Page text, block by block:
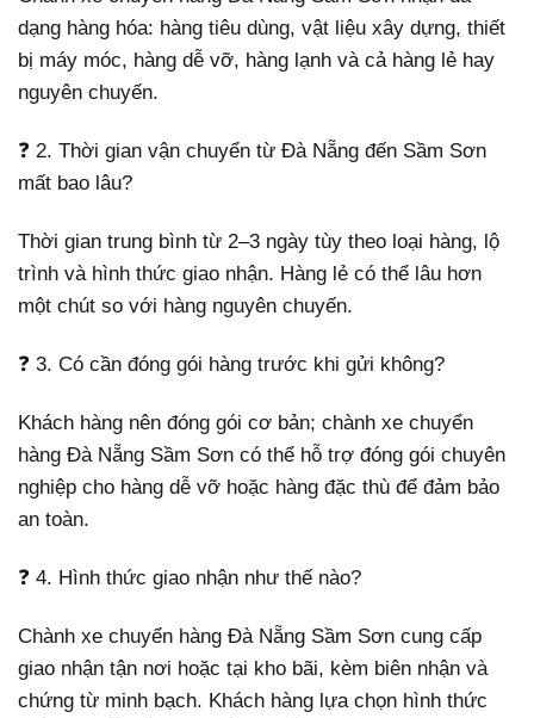
dạng hàng hóa: hàng tiêu dùng, vật liệu xây dựng, thiết
bị máy móc, hàng dễ vỡ, hàng lạnh và cả hàng lẻ hay
nguyên chuyến.
❓ 2. Thời gian vận chuyển từ Đà Nẵng đến Sầm Sơn
mất bao lâu?
Thời gian trung bình từ 2–3 ngày tùy theo loại hàng, lộ
trình và hình thức giao nhận. Hàng lẻ có thể lâu hơn
một chút so với hàng nguyên chuyến.
❓ 3. Có cần đóng gói hàng trước khi gửi không?
Khách hàng nên đóng gói cơ bản; chành xe chuyển
hàng Đà Nẵng Sầm Sơn có thể hỗ trợ đóng gói chuyên
nghiệp cho hàng dễ vỡ hoặc hàng đặc thù để đảm bảo
an toàn.
❓ 4. Hình thức giao nhận như thế nào?
Chành xe chuyển hàng Đà Nẵng Sầm Sơn cung cấp
giao nhận tận nơi hoặc tại kho bãi, kèm biên nhận và
chứng từ minh bạch. Khách hàng lựa chọn hình thức